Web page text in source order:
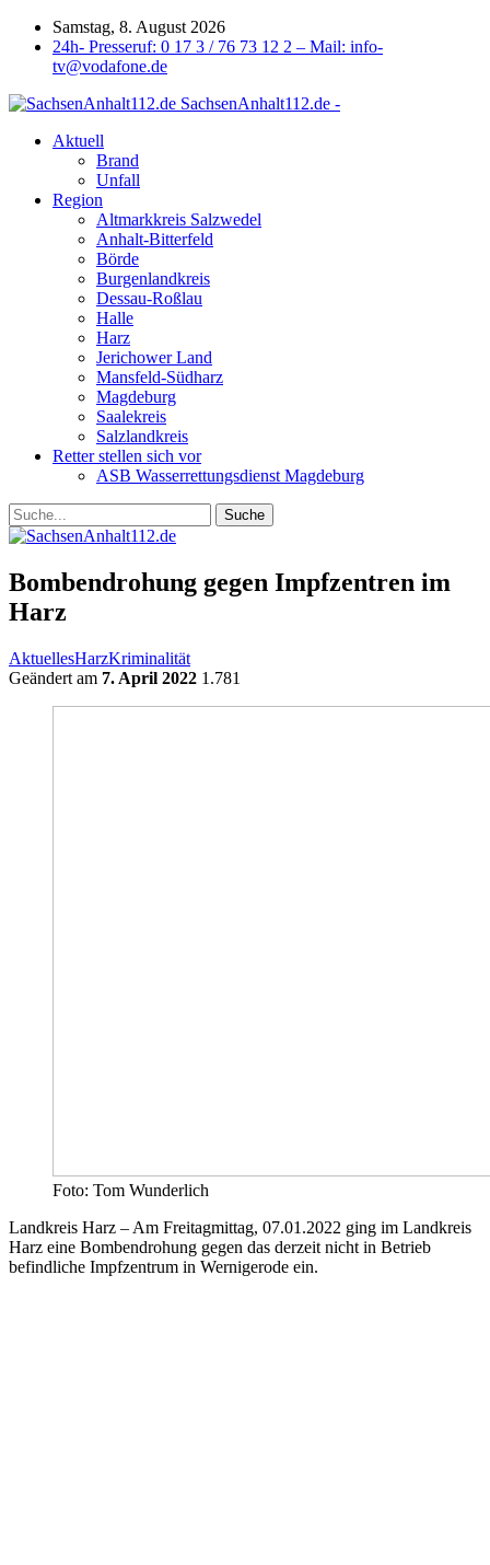
Samstag, 8. August 2026
24h- Presseruf: 0 17 3 / 76 73 12 2 – Mail: info-
tv@vodafone.de
SachsenAnhalt112.de -
Aktuell
Brand
Unfall
Region
Altmarkkreis Salzwedel
Anhalt-Bitterfeld
Börde
Burgenlandkreis
Dessau-Roßlau
Halle
Harz
Jerichower Land
Mansfeld-Südharz
Magdeburg
Saalekreis
Salzlandkreis
Retter stellen sich vor
ASB Wasserrettungsdienst Magdeburg
Bombendrohung gegen Impfzentren im
Harz
AktuellesHarzKriminalität
Geändert am 7. April 2022 1.781
Foto: Tom Wunderlich
Landkreis Harz – Am Freitagmittag, 07.01.2022 ging im Landkreis
Harz eine Bombendrohung gegen das derzeit nicht in Betrieb
befindliche Impfzentrum in Wernigerode ein.